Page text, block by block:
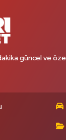
güncel ve özel